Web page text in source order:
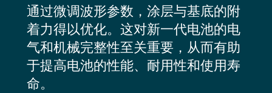
通过微调波形参数，涂层与基底的附
着力得以优化。这对新一代电池的电
气和机械完整性至关重要，从而有助
于提高电池的性能、耐用性和使用寿
命。